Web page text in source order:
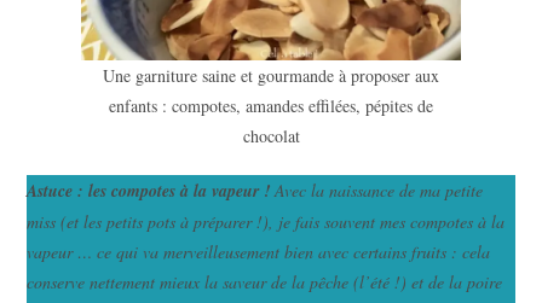
Une garniture saine et gourmande à proposer aux
enfants : compotes, amandes effilées, pépites de
chocolat
Astuce : les compotes à la vapeur !Avec la naissance de ma petite
miss (et les petits pots à préparer !), je fais souvent mes compotes à la
vapeur … ce qui va merveilleusement bien avec certains fruits : cela
conserve nettement mieux la saveur de la pêche (l’été !) et de la poire